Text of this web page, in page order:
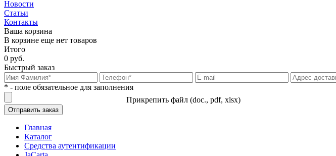
Новости
Статьи
Контакты
Ваша корзина
В корзине еще нет товаров
Итого
0 руб.
Быстрый заказ
* - поле обязательное для заполнения
Прикрепить файл (doc., pdf, xlsx)
Главная
Каталог
Средства аутентификации